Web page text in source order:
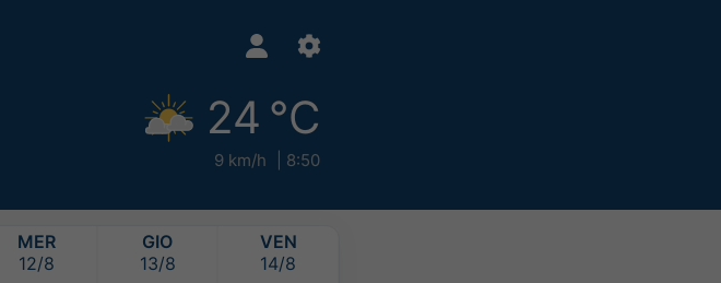
24 °C
9 km/h 8:50
MER
12/8
GIO
13/8
VEN
14/8